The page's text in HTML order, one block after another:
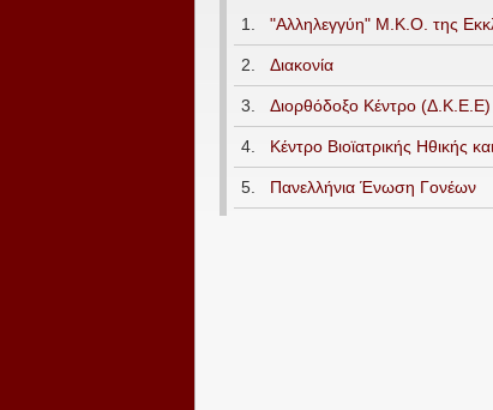
1. "Αλληλεγγύη" Μ.Κ.Ο. της
2. Διακονία
3. Διορθόδοξο Κέντρο (Δ.Κ.Ε.Ε)
4. Κέντρο Βιοϊατρικής Ηθικής
5. Πανελλήνια Ένωση Γονέων